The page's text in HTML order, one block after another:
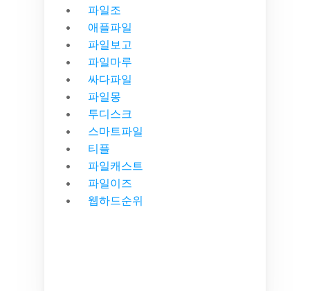
파일조
애플파일
파일보고
파일마루
싸다파일
파일몽
투디스크
스마트파일
티플
파일캐스트
파일이즈
웹하드순위